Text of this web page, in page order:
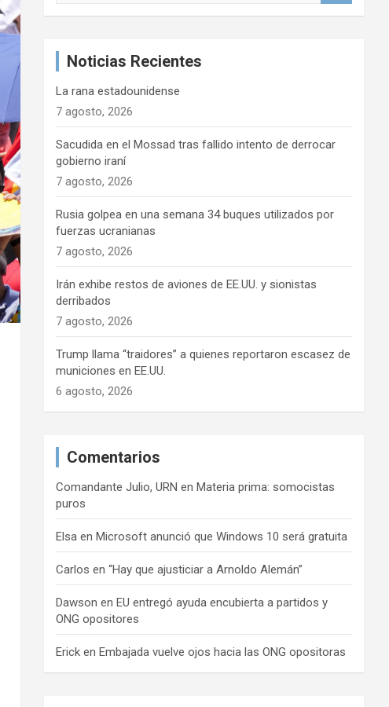
Noticias Recientes
La rana estadounidense
7 agosto, 2026
Sacudida en el Mossad tras fallido intento de derrocar
gobierno iraní
7 agosto, 2026
Rusia golpea en una semana 34 buques utilizados por
fuerzas ucranianas
7 agosto, 2026
Irán exhibe restos de aviones de EE.UU. y sionistas
derribados
7 agosto, 2026
Trump llama “traidores” a quienes reportaron escasez de
municiones en EE.UU.
6 agosto, 2026
Comentarios
Comandante Julio, URN en Materia prima: somocistas
puros
Elsa en Microsoft anunció que Windows 10 será gratuita
Carlosen“Hay que ajusticiar a Arnoldo Alemán”
Dawson en EU entregó ayuda encubierta a partidos y
ONG opositores
Erick en Embajada vuelve ojos hacia las ONG opositoras